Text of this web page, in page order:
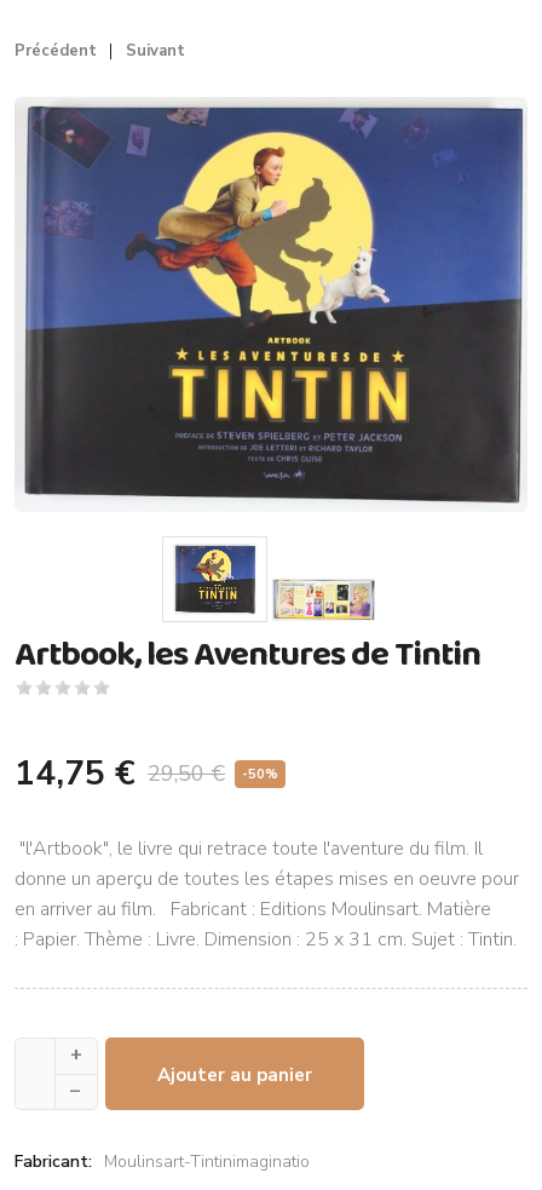
Précédent Suivant
Artbook, les Aventures de Tintin
-50%
29,50 €
14,75 €
"l'Artbook", le livre qui retrace toute l'aventure du film. Il
donne un aperçu de toutes les étapes mises en oeuvre pour
en arriver au film. Fabricant : Editions Moulinsart. Matière
: Papier. Thème : Livre. Dimension : 25 x 31 cm. Sujet : Tintin.
+
–
Ajouter au panier
Fabricant: Moulinsart-Tintinimaginatio